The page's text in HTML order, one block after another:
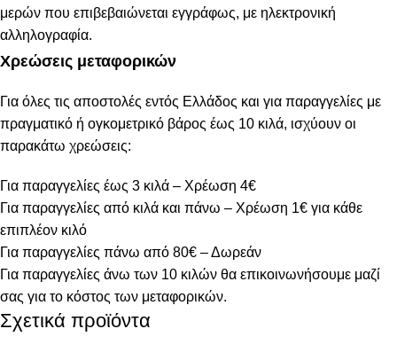
μερών που επιβεβαιώνεται εγγράφως, με ηλεκτρονική
αλληλογραφία.
Χρεώσεις μεταφορικών
Για όλες τις αποστολές εντός Ελλάδος και για παραγγελίες με
πραγματικό ή ογκομετρικό βάρος έως 10 κιλά, ισχύουν οι
παρακάτω χρεώσεις:
Για παραγγελίες έως 3 κιλά – Χρέωση 4€
Για παραγγελίες από κιλά και πάνω – Χρέωση 1€ για κάθε
επιπλέον κιλό
Για παραγγελίες πάνω από 80€ – Δωρεάν
Για παραγγελίες άνω των 10 κιλών θα επικοινωνήσουμε μαζί
σας για το κόστος των μεταφορικών.
Σχετικά προϊόντα